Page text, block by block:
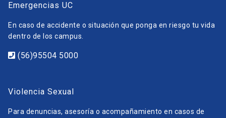
Emergencias UC
En caso de accidente o situación que ponga en riesgo tu vida
dentro de los campus.
(56)95504 5000
Violencia Sexual
Para denuncias, asesoría o acompañamiento en casos de